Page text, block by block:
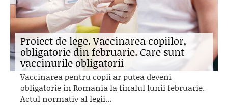
Proiect de lege. Vaccinarea copiilor,
obligatorie din februarie. Care sunt
vaccinurile obligatorii
Vaccinarea pentru copii ar putea deveni
obligatorie in Romania la finalul lunii februarie.
Actul normativ al legii...